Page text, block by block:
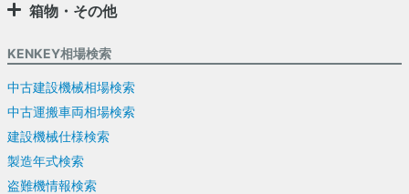
箱物・その他
KENKEY相場検索
中古建設機械相場検索
中古運搬車両相場検索
建設機械仕様検索
製造年式検索
盗難機情報検索